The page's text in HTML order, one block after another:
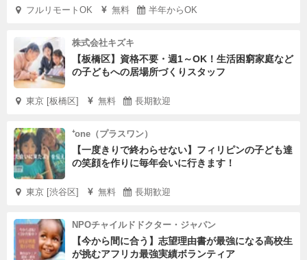
フルリモートOK 無料 半年からOK
株式会社キズキ
【板橋区】資格不要・週1～OK！生活困窮家庭など
の子どもへの居場所づくりスタッフ
東京 [板橋区] 無料 長期歓迎
⁺one（プラスワン）
【一度きりで終わらせない】フィリピンの子ども達
の笑顔を作りに毎年会いに行きます！
東京 [渋谷区] 無料 長期歓迎
NPOチャイルドドクター・ジャパン
【今から間に合う】志望理由書が最強になる高校生
が挑むアフリカ最強実績ボランティア